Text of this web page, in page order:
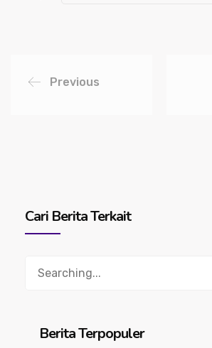
Previous
Cari Berita Terkait
Berita Terpopuler